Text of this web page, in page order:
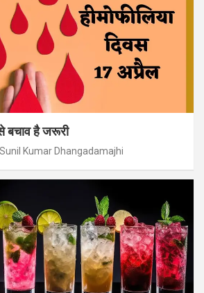
बचाव है जरूरी
Sunil Kumar Dhangadamajhi